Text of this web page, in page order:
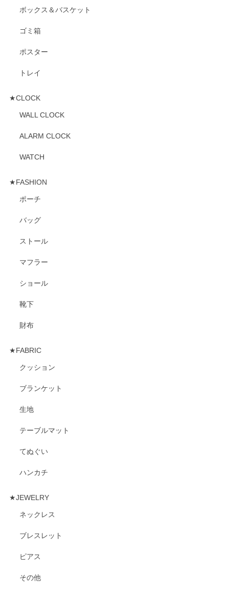
ボックス＆バスケット
ゴミ箱
ポスター
トレイ
★CLOCK
WALL CLOCK
ALARM CLOCK
WATCH
★FASHION
ポーチ
バッグ
ストール
マフラー
ショール
靴下
財布
★FABRIC
クッション
ブランケット
生地
テーブルマット
てぬぐい
ハンカチ
★JEWELRY
ネックレス
ブレスレット
ピアス
その他